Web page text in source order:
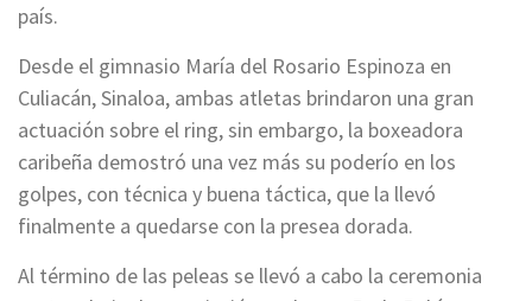
país.
Desde el gimnasio María del Rosario Espinoza en
Culiacán, Sinaloa, ambas atletas brindaron una gran
actuación sobre el ring, sin embargo, la boxeadora
caribeña demostró una vez más su poderío en los
golpes, con técnica y buena táctica, que la llevó
finalmente a quedarse con la presea dorada.
Al término de las peleas se llevó a cabo la ceremonia